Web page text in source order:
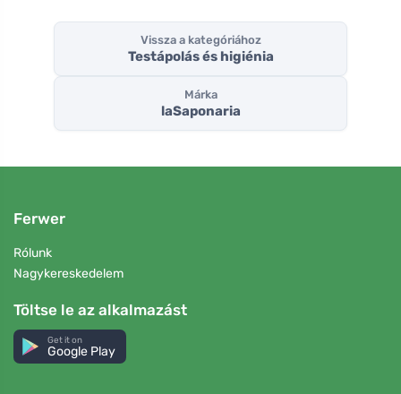
Vissza a kategóriához
Testápolás és higiénia
Márka
laSaponaria
Ferwer
Rólunk
Nagykereskedelem
Töltse le az alkalmazást
Get it on
Google Play